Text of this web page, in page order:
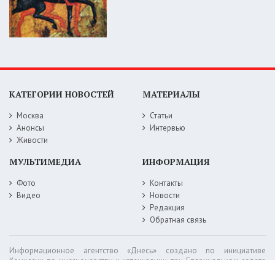
КАТЕГОРИИ НОВОСТЕЙ
Москва
Анонсы
Живости
МАТЕРИАЛЫ
Статьи
Интервью
МУЛЬТИМЕДИА
Фото
Видео
ИНФОРМАЦИЯ
Контакты
Новости
Редакция
Обратная связь
Информационное агентство «Днесь» создано по инициативе